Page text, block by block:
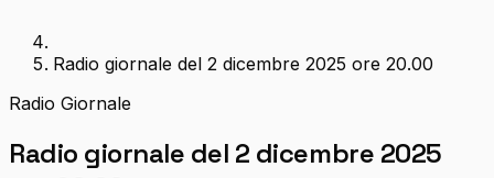
Radio giornale del 2 dicembre 2025 ore 20.00
Radio Giornale
Radio giornale del 2 dicembre 2025